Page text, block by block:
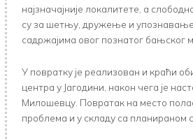
најзначајније локалитете, а
су за шетњу, дружење и упознавање
садржајима овог познатог бањског
У повратку је реализован и краћи
центра у Јагодини, након чега је
Милошевцу. Повратак на место
проблема и у складу са планираном